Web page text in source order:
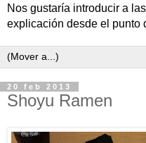
Nos gustaría introducir a
explicación desde el punto
20 feb 2013
Shoyu Ramen